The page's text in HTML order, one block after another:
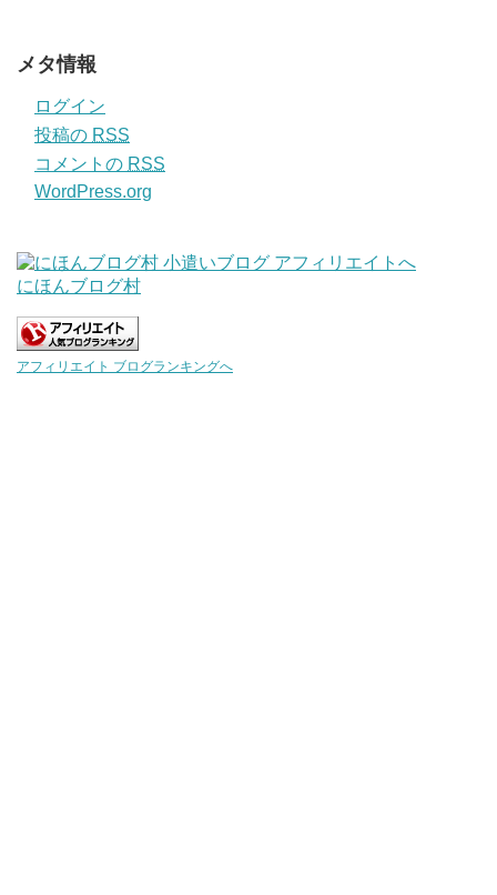
メタ情報
ログイン
投稿の RSS
コメントの RSS
WordPress.org
にほんブログ村
アフィリエイト ブログランキングへ